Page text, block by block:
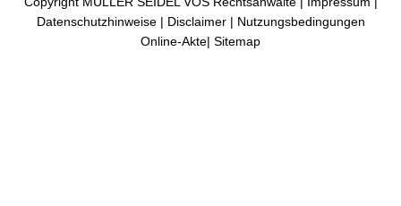
Datenschutzhinweise| Disclaimer| Nutzungsbedingungen
Online-Akte| Sitemap